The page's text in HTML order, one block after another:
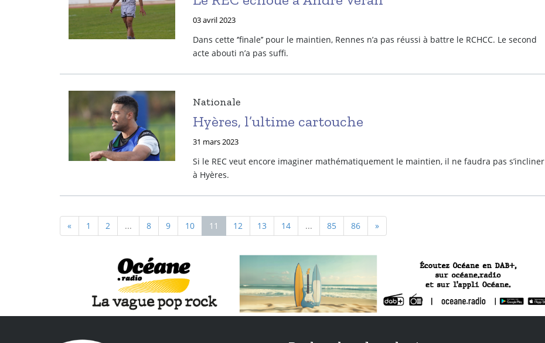
03 avril 2023
Dans cette ‘’finale’’ pour le maintien, Rennes n’a pas réussi à battre le RCHCC. Le second
acte abouti n’a pas suffi.
Nationale
Hyères, l’ultime cartouche
31 mars 2023
Si le REC veut encore imaginer mathématiquement le maintien, il ne faudra pas s’incliner
à Hyères.
« 1 2 ... 8 9 10 11 12 13 14 ... 85 86 »